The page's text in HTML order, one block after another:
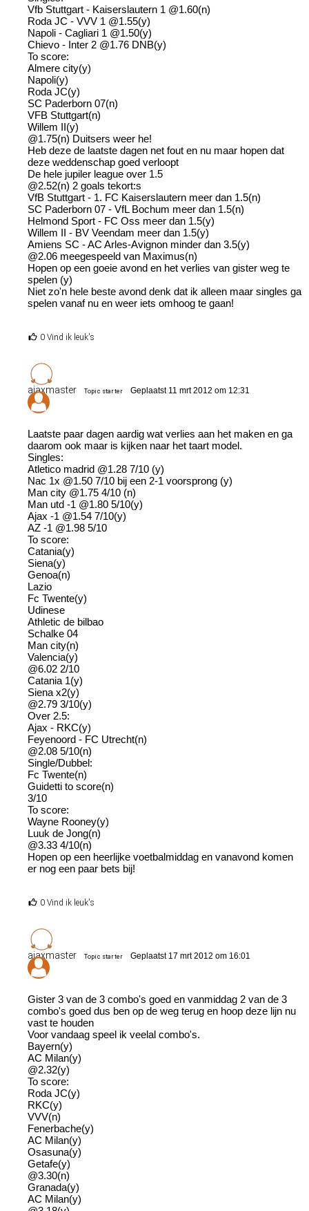
Vfb Stuttgart - Kaiserslautern 1 @1.60(n)
Roda JC - VVV 1 @1.55(y)
Napoli - Cagliari 1 @1.50(y)
Chievo - Inter 2 @1.76 DNB(y)
To score:
Almere city(y)
Napoli(y)
Roda JC(y)
SC Paderborn 07(n)
VFB Stuttgart(n)
Willem II(y)
@1.75(n) Duitsers weer he!
Heb deze de laatste dagen net fout en nu maar hopen dat
deze weddenschap goed verloopt
De hele jupiler league over 1.5
@2.52(n) 2 goals tekort:s
VfB Stuttgart - 1. FC Kaiserslautern meer dan 1.5(n)
SC Paderborn 07 - VfL Bochum meer dan 1.5(n)
Helmond Sport - FC Oss meer dan 1.5(y)
Willem II - BV Veendam meer dan 1.5(y)
Amiens SC - AC Arles-Avignon minder dan 3.5(y)
@2.06 meegespeeld van Maximus(n)
Hopen op een goeie avond en het verlies van gister weg te
spelen (y)
Niet zo'n hele beste avond denk dat ik alleen maar singles ga
spelen vanaf nu en weer iets omhoog te gaan!
0 Vind ik leuk's
ajaxmaster Topic starter Geplaatst 11 mrt 2012 om 12:31
Laatste paar dagen aardig wat verlies aan het maken en ga
daarom ook maar is kijken naar het taart model.
Singles:
Atletico madrid @1.28 7/10 (y)
Nac 1x @1.50 7/10 bij een 2-1 voorsprong (y)
Man city @1.75 4/10 (n)
Man utd -1 @1.80 5/10(y)
Ajax -1 @1.54 7/10(y)
AZ -1 @1.98 5/10
To score:
Catania(y)
Siena(y)
Genoa(n)
Lazio
Fc Twente(y)
Udinese
Athletic de bilbao
Schalke 04
Man city(n)
Valencia(y)
@6.02 2/10
Catania 1(y)
Siena x2(y)
@2.79 3/10(y)
Over 2.5:
Ajax - RKC(y)
Feyenoord - FC Utrecht(n)
@2.08 5/10(n)
Single/Dubbel:
Fc Twente(n)
Guidetti to score(n)
3/10
To score:
Wayne Rooney(y)
Luuk de Jong(n)
@3.33 4/10(n)
Hopen op een heerlijke voetbalmiddag en vanavond komen
er nog een paar bets bij!
0 Vind ik leuk's
ajaxmaster Topic starter Geplaatst 17 mrt 2012 om 16:01
Gister 3 van de 3 combo's goed en vanmiddag 2 van de 3
combo's goed dus ben op de weg terug en hoop deze lijn nu
vast te houden
Voor vandaag speel ik veelal combo's.
Bayern(y)
AC Milan(y)
@2.32(y)
To score:
Roda JC(y)
RKC(y)
VVV(n)
Fenerbache(y)
AC Milan(y)
Osasuna(y)
Getafe(y)
@3.30(n)
Granada(y)
AC Milan(y)